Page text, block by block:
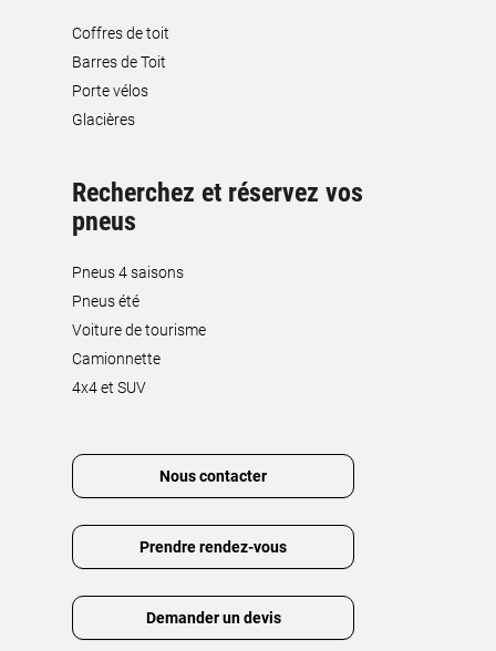
Coffres de toit
Barres de Toit
Porte vélos
Glacières
Recherchez et réservez vos
pneus
Pneus 4 saisons
Pneus été
Voiture de tourisme
Camionnette
4x4 et SUV
Nous contacter
Prendre rendez-vous
Demander un devis